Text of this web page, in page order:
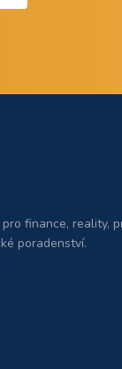
finance, reality,
poradenství.